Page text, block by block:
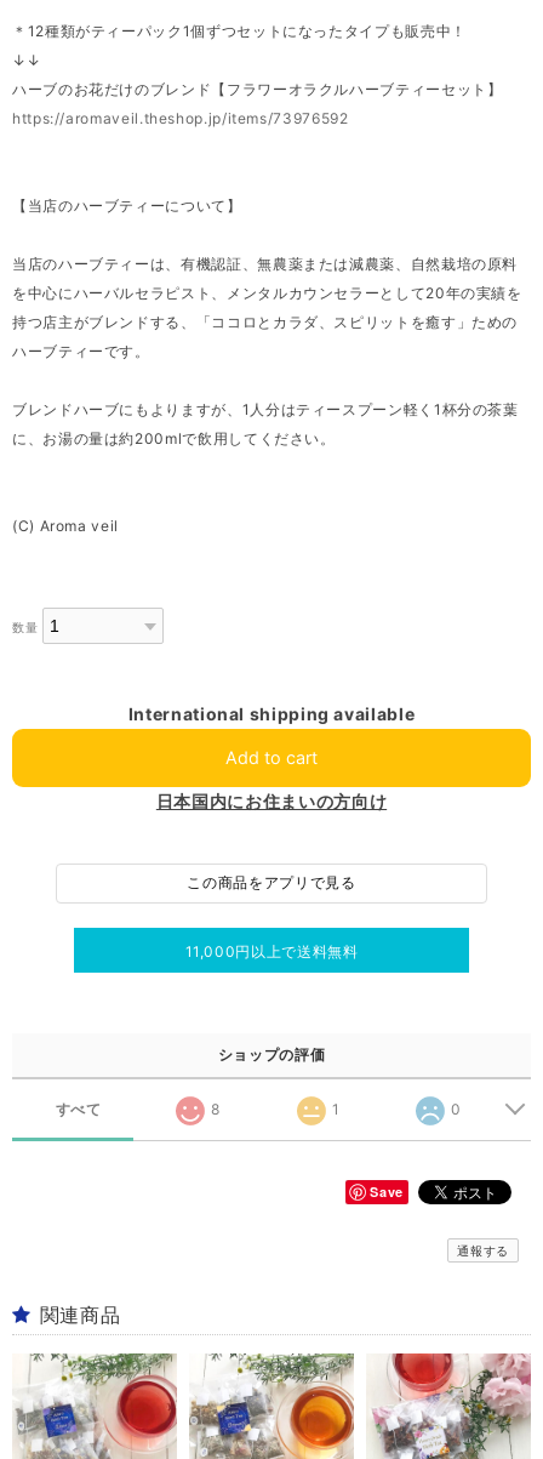
＊12種類がティーパック1個ずつセットになったタイプも販売中！
↓↓
ハーブのお花だけのブレンド【フラワーオラクルハーブティーセット】
https://aromaveil.theshop.jp/items/73976592
【当店のハーブティーについて】
当店のハーブティーは、有機認証、無農薬または減農薬、自然栽培の原料
を中心にハーバルセラピスト、メンタルカウンセラーとして20年の実績を
持つ店主がブレンドする、「ココロとカラダ、スピリットを癒す」ための
ハーブティーです。
ブレンドハーブにもよりますが、1人分はティースプーン軽く1杯分の茶葉
に、お湯の量は約200mlで飲用してください。
(C) Aroma veil
数量
International shipping available
Add to cart
日本国内にお住まいの方向け
この商品をアプリで見る
11,000円以上で送料無料
ショップの評価
すべて 8 1 0
Save
通報する
関連商品